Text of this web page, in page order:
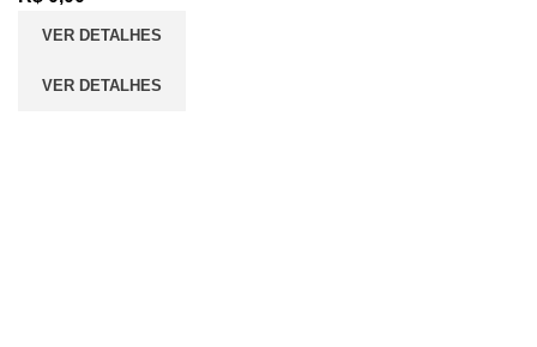
VER DETALHES
VER DETALHES